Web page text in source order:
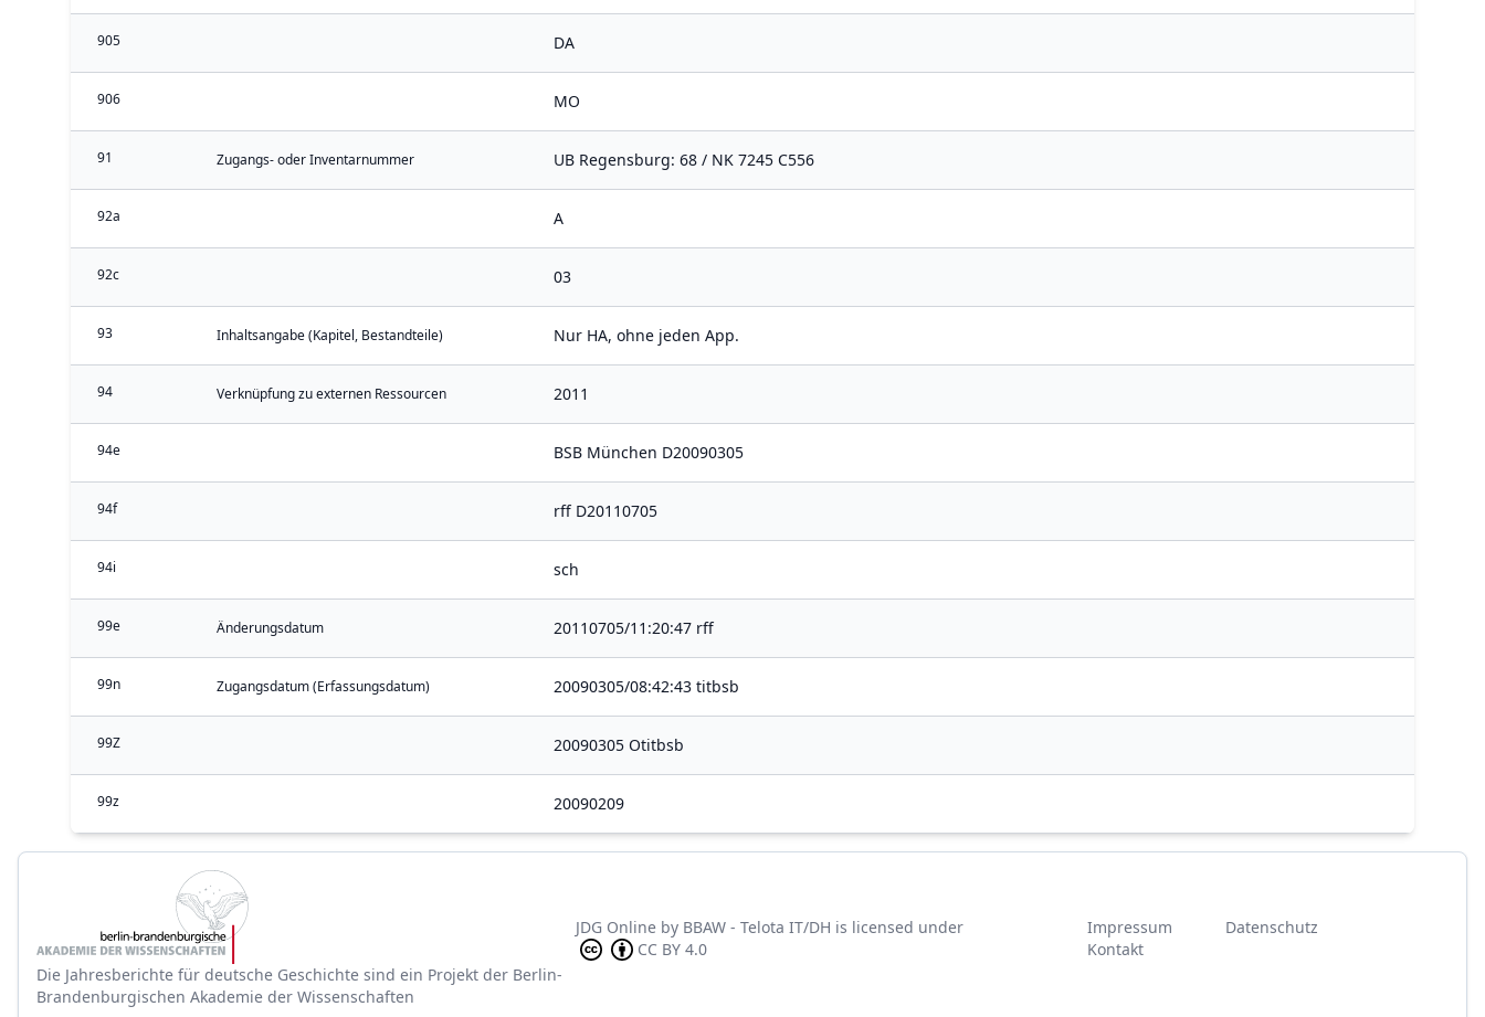
905 DA
906 MO
91 Zugangs- oder Inventarnummer UB Regensburg: 68 / NK 7245 C556
92a A
92c 03
93 Inhaltsangabe (Kapitel, Bestandteile) Nur HA, ohne jeden App.
94 Verknüpfung zu externen Ressourcen 2011
94e BSB München D20090305
94f rff D20110705
94i sch
99e Änderungsdatum 20110705/11:20:47 rff
99n Zugangsdatum (Erfassungsdatum) 20090305/08:42:43 titbsb
99Z 20090305 Otitbsb
99z 20090209
Die Jahresberichte für deutsche Geschichte sind ein Projekt der Berlin-
Brandenburgischen Akademie der Wissenschaften
JDG Onlineby BBAW - Telota IT/DH is licensed under
CC BY 4.0
Impressum
Datenschutz
Kontakt